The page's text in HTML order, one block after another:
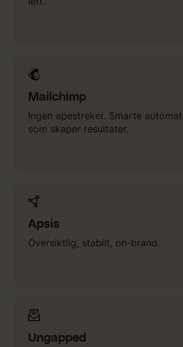
Mailchimp
Ingen apestreker. Smarte
som skaper resultater.
Apsis
Oversiktlig, stabilt, on-brand.
Ungapped